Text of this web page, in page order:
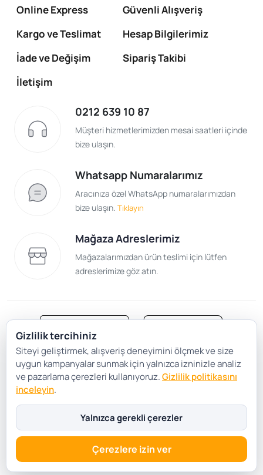
Online Express
Güvenli Alışveriş
Kargo ve Teslimat
Hesap Bilgilerimiz
İade ve Değişim
Sipariş Takibi
İletişim
0212 639 10 87
Müşteri hizmetlerimizden mesai saatleri içinde
bize ulaşın.
Whatsapp Numaralarımız
Aracınıza özel WhatsApp numaralarımızdan
bize ulaşın. Tıklayın
Mağaza Adreslerimiz
Mağazalarımızdan ürün teslimi için lütfen
adreslerimize göz atın.
Satış Sözleşmesi
Gizlilik ve Güvenlik
Gizlilik Politikası
Çerez Tercihleri
Gizlilik tercihiniz
Siteyi geliştirmek, alışveriş deneyimini ölçmek ve size
uygun kampanyalar sunmak için yalnızca izninizle analiz
ve pazarlama çerezleri kullanıyoruz.Gizlilik politikasını
inceleyin.
Yalnızca gerekli çerezler
Çerezlere izin ver